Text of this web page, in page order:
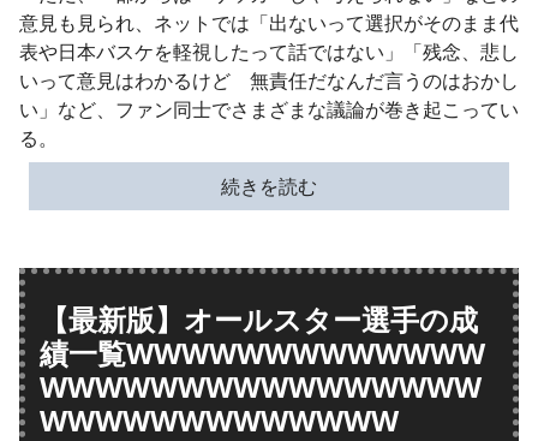
意見も見られ、ネットでは「出ないって選択がそのまま代
表や日本バスケを軽視したって話ではない」「残念、悲し
いって意見はわかるけど 無責任だなんだ言うのはおかし
い」など、ファン同士でさまざまな議論が巻き起こってい
る。
続きを読む
【最新版】オールスター選手の成
績一覧WWWWWWWWWWWWW
WWWWWWWWWWWWWWWW
WWWWWWWWWWWWW